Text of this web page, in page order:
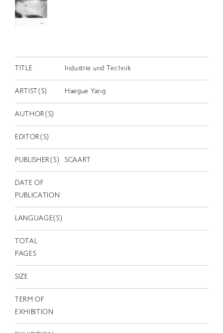
出版物
CONTACT
JP
EN
TITLE Industrie und Technik
ARTIST(S) Haegue Yang
AUTHOR(S)
EDITOR(S)
PUBLISHER(S) SCAART
DATE OF
PUBLICATION
LANGUAGE(S)
TOTAL
PAGES
SIZE
TERM OF
EXHIBITION